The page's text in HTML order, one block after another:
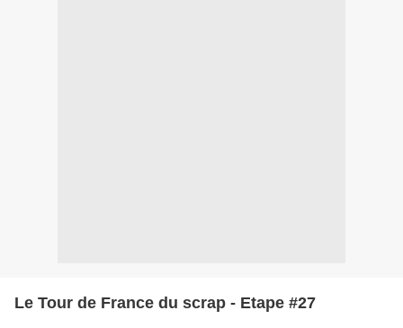
Le Tour de France du scrap - Etape #27